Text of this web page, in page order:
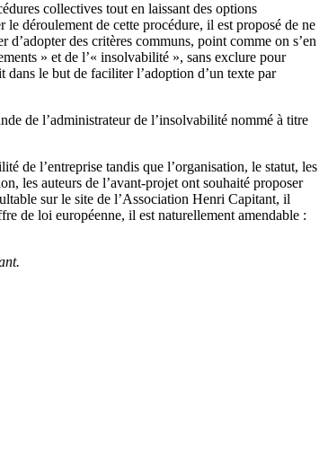
collectives tout en laissant des options
le déroulement de cette procédure, il est proposé de ne
d’adopter des critères communs, point comme on s’en
» et de l’« insolvabilité », sans exclure pour
dans le but de faciliter l’adoption d’un texte par
de l’administrateur de l’insolvabilité nommé à titre
de l’entreprise tandis que l’organisation, le statut, les
les auteurs de l’avant-projet ont souhaité proposer
sur le site de l’Association Henri Capitant, il
de loi européenne, il est naturellement amendable :